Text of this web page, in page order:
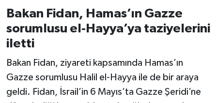
Bakan Fidan, Hamas’ın Gazze
sorumlusu el-Hayya’ya taziyelerini
iletti
Bakan Fidan, ziyareti kapsamında Hamas’ın
Gazze sorumlusu Halil el-Hayya ile de bir araya
geldi. Fidan, İsrail’in 6 Mayıs’ta Gazze Şeridi’ne